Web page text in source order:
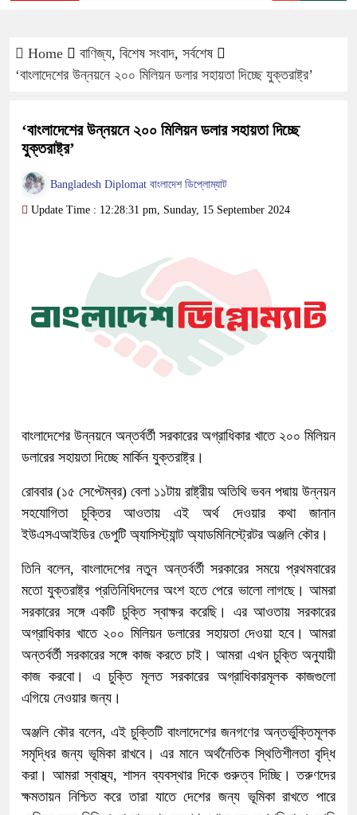
Home বাণিজ্য, বিশেষ সংবাদ, সর্বশেষ
‘বাংলাদেশের উন্নয়নে ২০০ মিলিয়ন ডলার সহায়তা দিচ্ছে যুক্তরাষ্ট্র’
‘বাংলাদেশের উন্নয়নে ২০০ মিলিয়ন ডলার সহায়তা দিচ্ছে
যুক্তরাষ্ট্র’
Bangladesh Diplomat বাংলাদেশ ডিপ্লোম্যাট
Update Time : 12:28:31 pm, Sunday, 15 September 2024
বাংলাদেশের উন্নয়নে অন্তর্বর্তী সরকারের অগ্রাধিকার খাতে ২০০ মিলিয়ন
ডলারের সহায়তা দিচ্ছে মার্কিন যুক্তরাষ্ট্র।
রোববার (১৫ সেপ্টেম্বর) বেলা ১১টায় রাষ্ট্রীয় অতিথি ভবন পদ্মায় উন্নয়ন
সহযোগিতা চুক্তির আওতায় এই অর্থ দেওয়ার কথা জানান
ইউএসএআইডির ডেপুটি অ্যাসিস্ট্যান্ট অ্যাডমিনিস্ট্রেটর অঞ্জলি কৌর।
তিনি বলেন, বাংলাদেশের নতুন অন্তর্বর্তী সরকারের সময়ে প্রথমবারের
মতো যুক্তরাষ্ট্র প্রতিনিধিদলের অংশ হতে পেরে ভালো লাগছে। আমরা
সরকারের সঙ্গে একটি চুক্তি স্বাক্ষর করেছি। এর আওতায় সরকারের
অগ্রাধিকার খাতে ২০০ মিলিয়ন ডলারের সহায়তা দেওয়া হবে। আমরা
অন্তর্বর্তী সরকারের সঙ্গে কাজ করতে চাই। আমরা এখন চুক্তি অনুযায়ী
কাজ করবো। এ চুক্তি মূলত সরকারের অগ্রাধিকারমূলক কাজগুলো
এগিয়ে নেওয়ার জন্য।
অঞ্জলি কৌর বলেন, এই চুক্তিটি বাংলাদেশের জনগণের অন্তর্ভুক্তিমূলক
সমৃদ্ধির জন্য ভূমিকা রাখবে। এর মানে অর্থনৈতিক স্থিতিশীলতা বৃদ্ধি
করা। আমরা স্বাস্থ্য, শাসন ব্যবস্থার দিকে গুরুত্ব দিচ্ছি। তরুণদের
ক্ষমতায়ন নিশ্চিত করে তারা যাতে দেশের জন্য ভূমিকা রাখতে পারে